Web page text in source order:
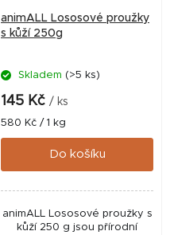
animALL Lososové proužky
s kůží 250g
Skladem (>5 ks)
145 Kč / ks
Měrná
cena:
580 Kč / 1 kg
Do košíku
animALL Lososové proužky s
kůží 250 g jsou přírodní